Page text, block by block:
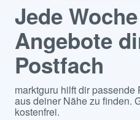
Jede
Angebote
Postfach
marktguru hilft dir
aus deiner Nähe zu finden.
kostenfrei.